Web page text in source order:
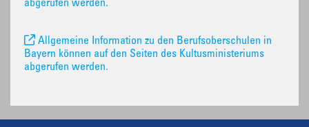
abgerufen werden.
Allgemeine Information zu den Berufsoberschulen in
Bayern können auf den Seiten des Kultusministeriums
abgerufen werden.